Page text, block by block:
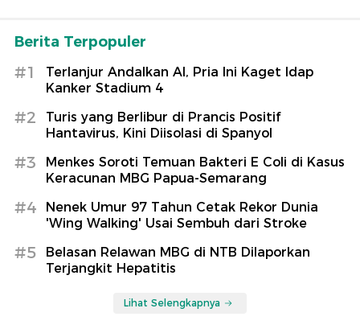
Berita Terpopuler
#1
Terlanjur Andalkan AI, Pria Ini Kaget Idap
Kanker Stadium 4
#2
Turis yang Berlibur di Prancis Positif
Hantavirus, Kini Diisolasi di Spanyol
#3
Menkes Soroti Temuan Bakteri E Coli di Kasus
Keracunan MBG Papua-Semarang
#4
Nenek Umur 97 Tahun Cetak Rekor Dunia
'Wing Walking' Usai Sembuh dari Stroke
#5
Belasan Relawan MBG di NTB Dilaporkan
Terjangkit Hepatitis
Lihat Selengkapnya